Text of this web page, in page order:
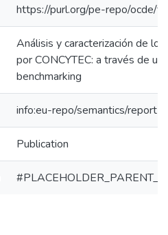
https://purl.org/pe-repo/ocde/
Análisis y caracterización de
por CONCYTEC: a través de
benchmarking
info:eu-repo/semantics/report
Publication